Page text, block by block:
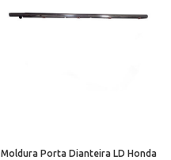
Moldura Porta Dianteira LD Honda